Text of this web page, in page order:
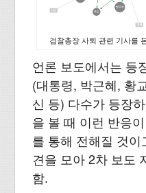
검찰총장 사퇴 관련 기사를
언론 보도에서는 등
(대통령, 박근혜, 황
신 등) 다수가 등장
을 볼 때 이런 반응
를 통해 전해질 것
견을 모아 2차 보도
함.